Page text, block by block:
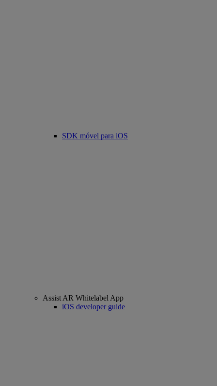
SDK móvel para iOS
Assist AR Whitelabel App
iOS developer guide